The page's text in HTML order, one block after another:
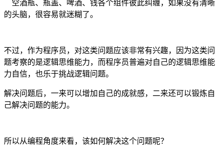
空酒瓶、瓶盖、啤酒、钱各个组件彼此纠缠，如果没有清晰
的头脑，很容易就迷糊了。
不过，作为程序员，对这类问题应该非常有兴趣，因为这类问
题考察的是逻辑思维能力，而程序员普遍对自己的逻辑思维能
力自信，也乐于挑战逻辑问题。
解决问题后，一来可以增加自己的成就感，二来还可以锻炼自
己解决问题的能力。
所以从编程角度来看，该如何解决这个问题呢？